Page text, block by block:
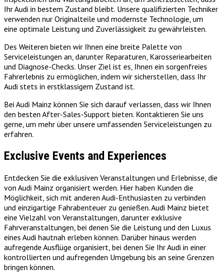
Ihr Audi in bestem Zustand bleibt. Unsere qualifizierten Techniker
verwenden nur Originalteile und modernste Technologie, um
eine optimale Leistung und Zuverlässigkeit zu gewährleisten.
Des Weiteren bieten wir Ihnen eine breite Palette von
Serviceleistungen an, darunter Reparaturen, Karosseriearbeiten
und Diagnose-Checks. Unser Ziel ist es, Ihnen ein sorgenfreies
Fahrerlebnis zu ermöglichen, indem wir sicherstellen, dass Ihr
Audi stets in erstklassigem Zustand ist.
Bei Audi Mainz können Sie sich darauf verlassen, dass wir Ihnen
den besten After-Sales-Support bieten. Kontaktieren Sie uns
gerne, um mehr über unsere umfassenden Serviceleistungen zu
erfahren.
Exclusive Events and Experiences
Entdecken Sie die exklusiven Veranstaltungen und Erlebnisse, die
von Audi Mainz organisiert werden. Hier haben Kunden die
Möglichkeit, sich mit anderen Audi-Enthusiasten zu verbinden
und einzigartige Fahrabenteuer zu genießen. Audi Mainz bietet
eine Vielzahl von Veranstaltungen, darunter exklusive
Fahrveranstaltungen, bei denen Sie die Leistung und den Luxus
eines Audi hautnah erleben können. Darüber hinaus werden
aufregende Ausflüge organisiert, bei denen Sie Ihr Audi in einer
kontrollierten und aufregenden Umgebung bis an seine Grenzen
bringen können.